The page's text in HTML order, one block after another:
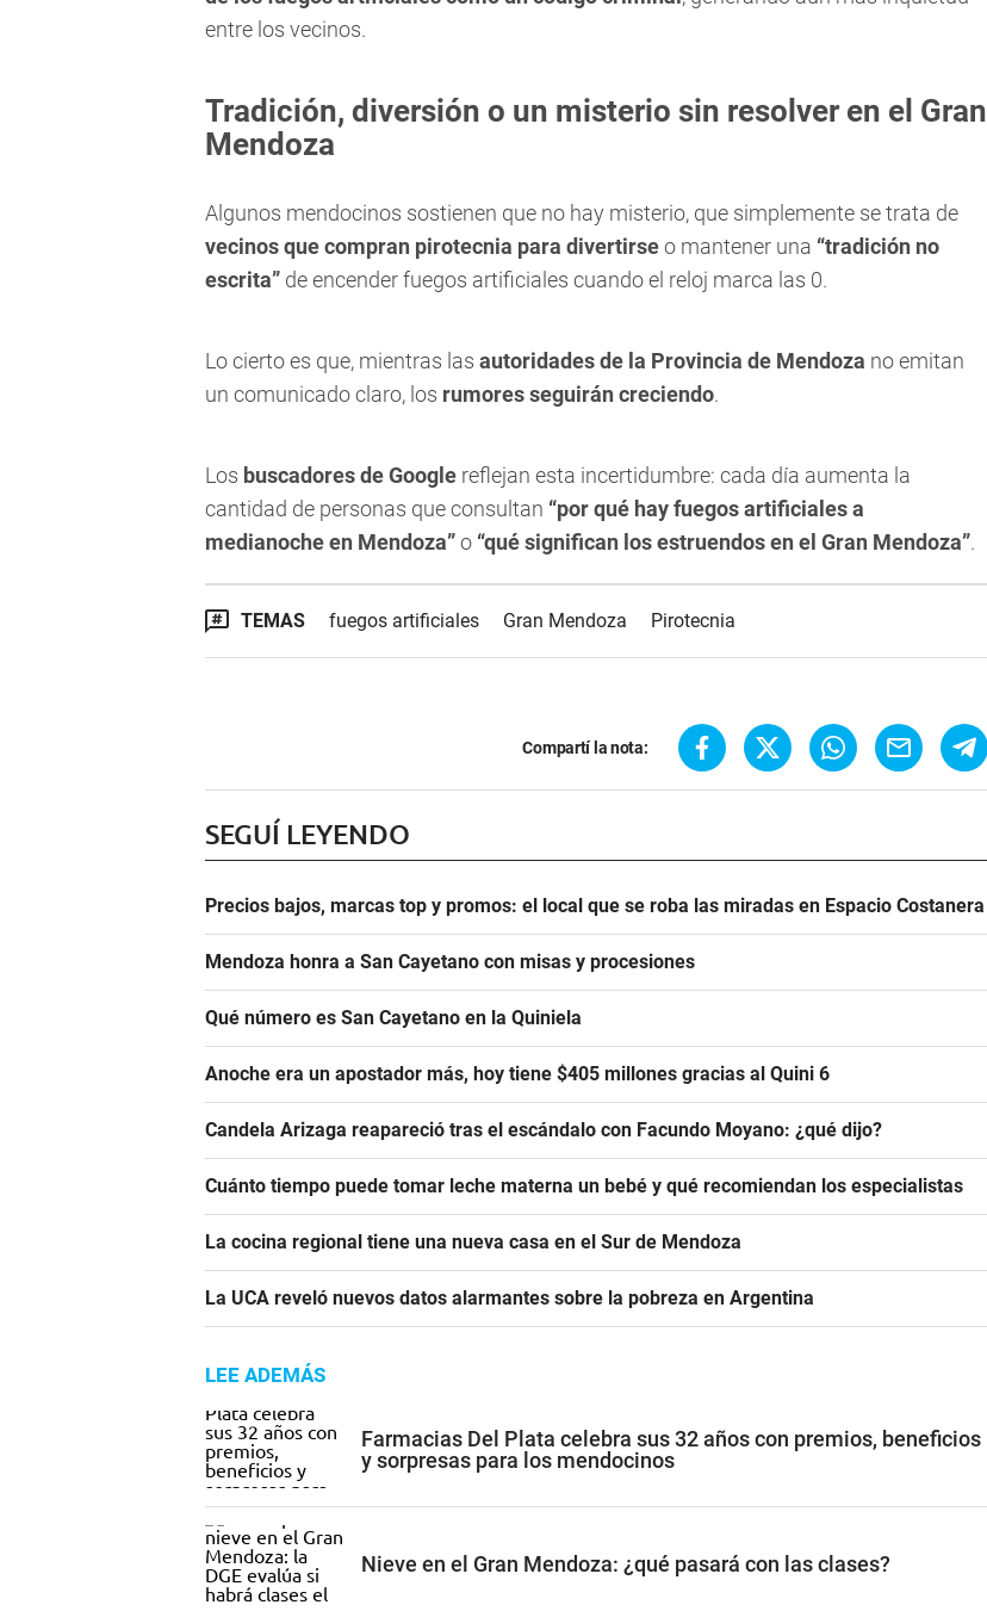
entre los vecinos.
Tradición, diversión o un misterio sin resolver en el Gran
Mendoza
Algunos mendocinos sostienen que no hay misterio, que simplemente se trata de
vecinos que compran pirotecnia para divertirseo mantener una “tradición no
escrita” de encender fuegos artificiales cuando el reloj marca las 0.
Lo cierto es que, mientras las autoridades de la Provincia de Mendoza no emitan
un comunicado claro, los rumores seguirán creciendo.
Los buscadores de Google reflejan esta incertidumbre: cada día aumenta la
cantidad de personas que consultan “por qué hay fuegos artificiales a
medianoche en Mendoza”o “qué significan los estruendos en el Gran Mendoza”.
TEMAS fuegos artificiales Gran Mendoza Pirotecnia
Compartí la nota:
SEGUÍ LEYENDO
Precios bajos, marcas top y promos: el local que se roba las miradas en Espacio Costanera
Mendoza honra a San Cayetano con misas y procesiones
Qué número es San Cayetano en la Quiniela
Anoche era un apostador más, hoy tiene $405 millones gracias al Quini 6
Candela Arizaga reapareció tras el escándalo con Facundo Moyano: ¿qué dijo?
Cuánto tiempo puede tomar leche materna un bebé y qué recomiendan los especialistas
La cocina regional tiene una nueva casa en el Sur de Mendoza
La UCA reveló nuevos datos alarmantes sobre la pobreza en Argentina
LEE ADEMÁS
Farmacias Del Plata celebra sus 32 años con premios, beneficios
y sorpresas para los mendocinos
Nieve en el Gran Mendoza: ¿qué pasará con las clases?